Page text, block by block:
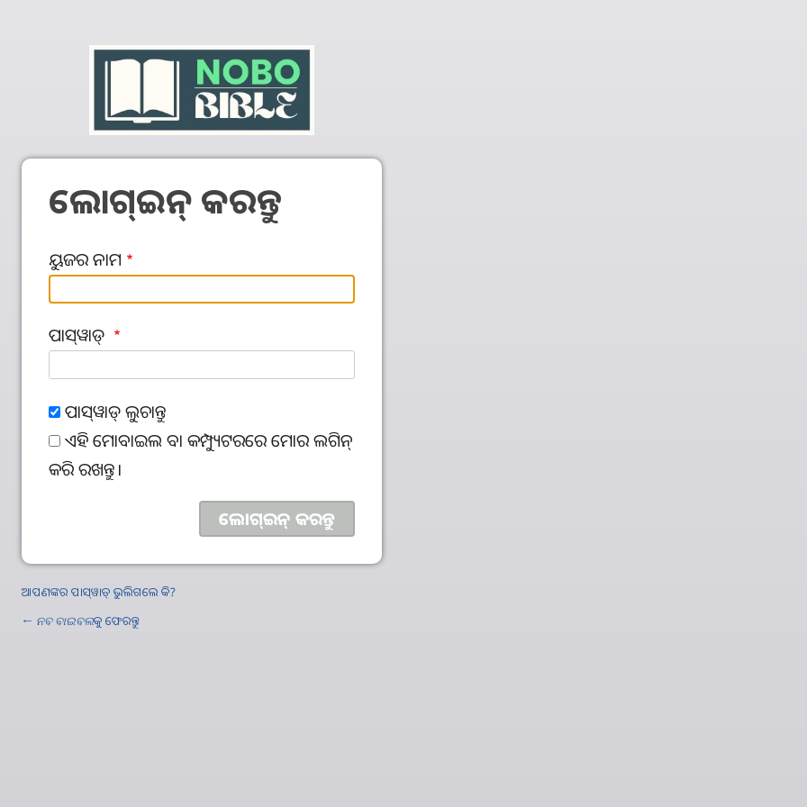
ଲୋଗ୍‍ଇନ୍‍ କରନ୍ତୁ
ୟୁଜର ନାମ
ପାସ୍‌ୱାଡ୍‌
ପାସ୍‌ୱାଡ୍‌ ଲୁଚାନ୍ତୁ
ଏହି ମୋବାଇଲ ବା କମ୍ପ୍ୟୁଟରରେ ମୋର ଲଗିନ୍‌
କରି ରଖନ୍ତୁ।
ଆପଣଙ୍କର ପାସ୍‌ୱାଡ୍‌ ଭୁଲିଗଲେ କି?
← ନବ ବାଇବଲକୁ ଫେରନ୍ତୁ